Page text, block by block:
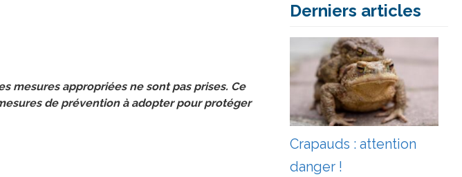
mesures appropriées ne sont pas prises. Ce
de prévention à adopter pour protéger
Derniers articles
Crapauds : attention
danger !